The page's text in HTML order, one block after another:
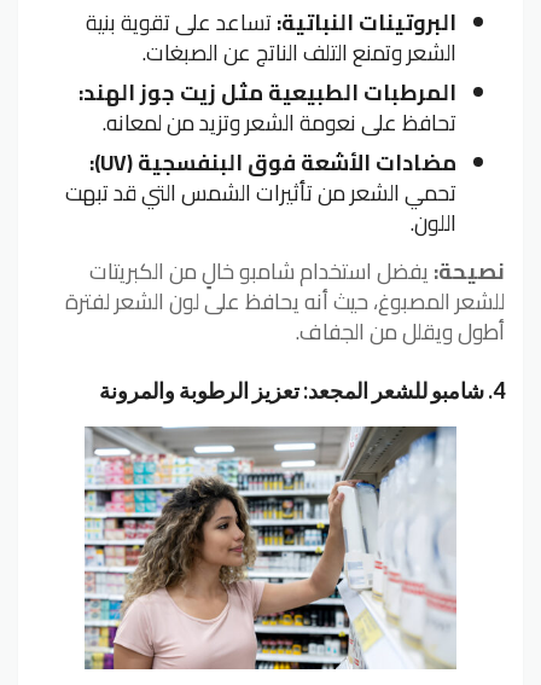
البروتينات النباتية:تساعد على تقوية بنية
الشعر وتمنع التلف الناتج عن الصبغات.
المرطبات الطبيعية مثل زيت جوز الهند:
تحافظ على نعومة الشعر وتزيد من لمعانه.
مضادات الأشعة فوق البنفسجية (UV):
تحمي الشعر من تأثيرات الشمس التي قد تبهت
اللون.
نصيحة:يفضل استخدام شامبو خالٍ من الكبريتات
للشعر المصبوغ، حيث أنه يحافظ على لون الشعر لفترة
أطول ويقلل من الجفاف.
4. شامبو للشعر المجعد: تعزيز الرطوبة والمرونة